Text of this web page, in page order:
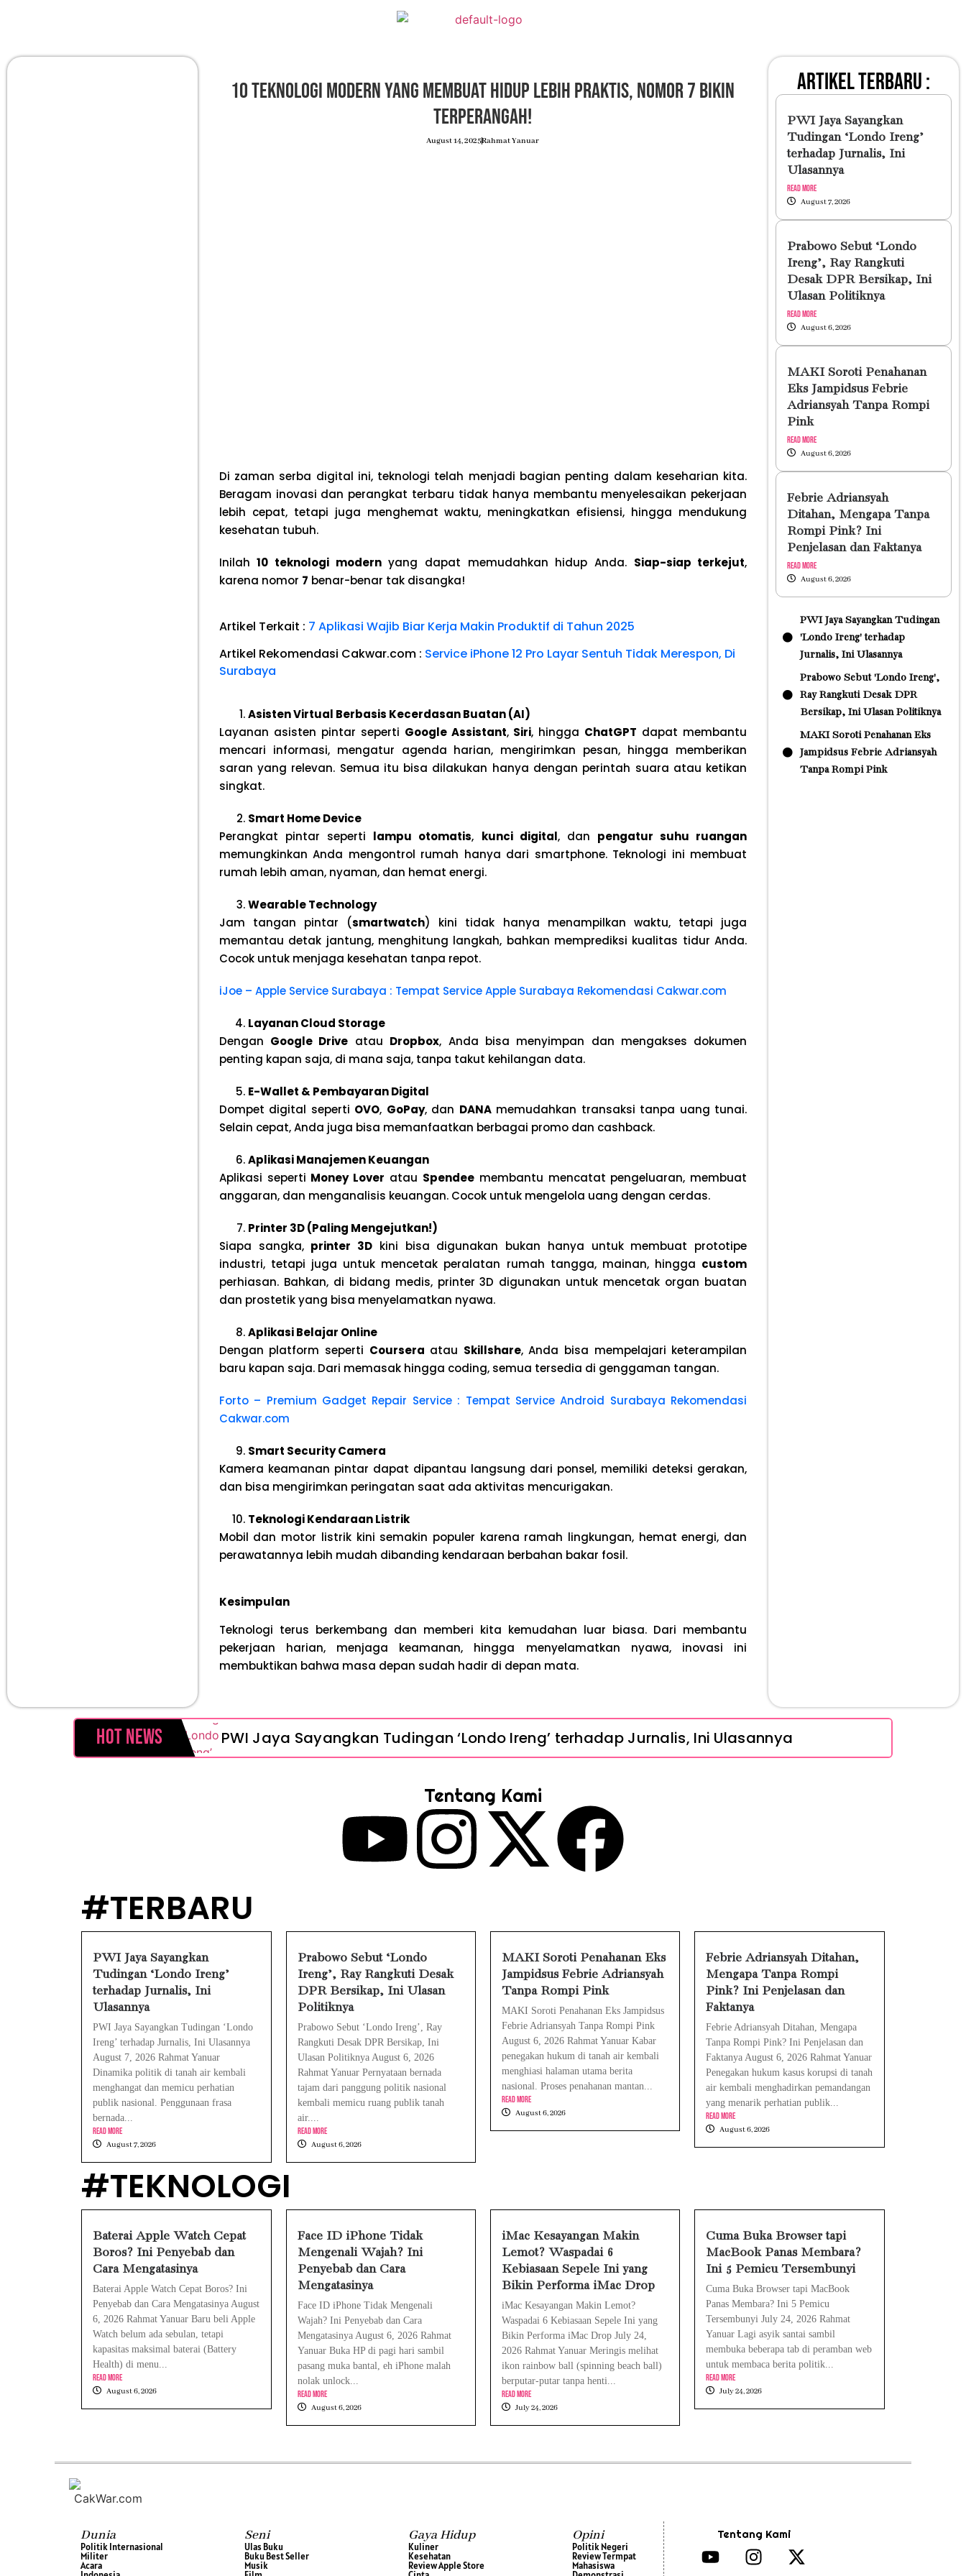
10 Teknologi Modern yang Membuat Hidup Lebih Praktis, Nomor 7 Bikin
Terperangah!
August 14, 2025Rahmat Yanuar
Di zaman serba digital ini, teknologi telah menjadi bagian penting dalam keseharian kita.
Beragam inovasi dan perangkat terbaru tidak hanya membantu menyelesaikan pekerjaan
lebih cepat, tetapi juga menghemat waktu, meningkatkan efisiensi, hingga mendukung
kesehatan tubuh.
Inilah10 teknologi modernyang dapat memudahkan hidup Anda. Siap-siap terkejut,
karena nomor 7 benar-benar tak disangka!
Artikel Terkait : 7 Aplikasi Wajib Biar Kerja Makin Produktif di Tahun 2025
Artikel Rekomendasi Cakwar.com : Service iPhone 12 Pro Layar Sentuh Tidak Merespon, Di
Surabaya
Asisten Virtual Berbasis Kecerdasan Buatan (AI)
Layanan asisten pintar seperti Google Assistant, Siri, hingga ChatGPT dapat membantu
mencari informasi, mengatur agenda harian, mengirimkan pesan, hingga memberikan
saran yang relevan. Semua itu bisa dilakukan hanya dengan perintah suara atau ketikan
singkat.
Smart Home Device
Perangkat pintar seperti lampu otomatis, kunci digital, dan pengatur suhu ruangan
memungkinkan Anda mengontrol rumah hanya dari smartphone. Teknologi ini membuat
rumah lebih aman, nyaman, dan hemat energi.
Wearable Technology
Jam tangan pintar (smartwatch) kini tidak hanya menampilkan waktu, tetapi juga
memantau detak jantung, menghitung langkah, bahkan memprediksi kualitas tidur Anda.
Cocok untuk menjaga kesehatan tanpa repot.
iJoe – Apple Service Surabaya : Tempat Service Apple Surabaya Rekomendasi Cakwar.com
Layanan Cloud Storage
Dengan Google Drive atau Dropbox, Anda bisa menyimpan dan mengakses dokumen
penting kapan saja, di mana saja, tanpa takut kehilangan data.
E-Wallet & Pembayaran Digital
Dompet digital seperti OVO, GoPay, dan DANAmemudahkan transaksi tanpa uang tunai.
Selain cepat, Anda juga bisa memanfaatkan berbagai promo dan cashback.
Aplikasi Manajemen Keuangan
Aplikasi seperti Money Lover atau Spendeemembantu mencatat pengeluaran, membuat
anggaran, dan menganalisis keuangan. Cocok untuk mengelola uang dengan cerdas.
Printer 3D (Paling Mengejutkan!)
Siapa sangka, printer 3D kini bisa digunakan bukan hanya untuk membuat prototipe
industri, tetapi juga untuk mencetak peralatan rumah tangga, mainan, hingga custom
perhiasan. Bahkan, di bidang medis, printer 3D digunakan untuk mencetak organ buatan
dan prostetik yang bisa menyelamatkan nyawa.
Aplikasi Belajar Online
Dengan platform seperti Coursera atau Skillshare, Anda bisa mempelajari keterampilan
baru kapan saja. Dari memasak hingga coding, semua tersedia di genggaman tangan.
Forto – Premium Gadget Repair Service : Tempat Service Android Surabaya Rekomendasi
Cakwar.com
Smart Security Camera
Kamera keamanan pintar dapat dipantau langsung dari ponsel, memiliki deteksi gerakan,
dan bisa mengirimkan peringatan saat ada aktivitas mencurigakan.
Teknologi Kendaraan Listrik
Mobil dan motor listrik kini semakin populer karena ramah lingkungan, hemat energi, dan
perawatannya lebih mudah dibanding kendaraan berbahan bakar fosil.
Kesimpulan
Teknologi terus berkembang dan memberi kita kemudahan luar biasa. Dari membantu
pekerjaan harian, menjaga keamanan, hingga menyelamatkan nyawa, inovasi ini
membuktikan bahwa masa depan sudah hadir di depan mata.
artikel terbaru :
PWI Jaya Sayangkan
Tudingan ‘Londo Ireng’
terhadap Jurnalis, Ini
Ulasannya
Read More
August 7, 2026
Prabowo Sebut ‘Londo
Ireng’, Ray Rangkuti
Desak DPR Bersikap, Ini
Ulasan Politiknya
Read More
August 6, 2026
MAKI Soroti Penahanan
Eks Jampidsus Febrie
Adriansyah Tanpa Rompi
Pink
Read More
August 6, 2026
Febrie Adriansyah
Ditahan, Mengapa Tanpa
Rompi Pink? Ini
Penjelasan dan Faktanya
Read More
August 6, 2026
PWI Jaya Sayangkan Tudingan
'Londo Ireng' terhadap
Jurnalis, Ini Ulasannya
Prabowo Sebut 'Londo Ireng',
Ray Rangkuti Desak DPR
Bersikap, Ini Ulasan Politiknya
MAKI Soroti Penahanan Eks
Jampidsus Febrie Adriansyah
Tanpa Rompi Pink
Hot News
PWI Jaya Sayangkan Tudingan ‘Londo Ireng’ terhadap Jurnalis, Ini Ulasannya
MAKI Soroti Penahanan Eks Jampidsus Febrie Adriansyah Tanpa Rompi Pink
Febrie Adriansyah Ditahan, Mengapa Tanpa Rompi Pink? Ini Penjelasan dan Faktanya
HP Huawei Cepat Panas? Ini Penyebab Utama dan Cara Mengatasinya
HP Realme Kena Air Tidak Bisa Dicas? Jangan Langsung Charge, Ini Solusinya
Face ID iPhone Tidak Mengenali Wajah? Ini Penyebab dan Cara Mengatasinya
Tentang Kami
#TERBARU
PWI Jaya Sayangkan
Tudingan ‘Londo Ireng’
terhadap Jurnalis, Ini
Ulasannya
PWI Jaya Sayangkan Tudingan ‘Londo
Ireng’ terhadap Jurnalis, Ini Ulasannya
August 7, 2026 Rahmat Yanuar
Dinamika politik di tanah air kembali
menghangat dan memicu perhatian
publik nasional. Penggunaan frasa
bernada...
Read More
August 7, 2026
Prabowo Sebut ‘Londo
Ireng’, Ray Rangkuti Desak
DPR Bersikap, Ini Ulasan
Politiknya
Prabowo Sebut ‘Londo Ireng’, Ray
Rangkuti Desak DPR Bersikap, Ini
Ulasan Politiknya August 6, 2026
Rahmat Yanuar Pernyataan bernada
tajam dari panggung politik nasional
kembali memicu ruang publik tanah
air....
Read More
August 6, 2026
MAKI Soroti Penahanan Eks
Jampidsus Febrie Adriansyah
Tanpa Rompi Pink
MAKI Soroti Penahanan Eks Jampidsus
Febrie Adriansyah Tanpa Rompi Pink
August 6, 2026 Rahmat Yanuar Kabar
penegakan hukum di tanah air kembali
menghiasi halaman utama berita
nasional. Proses penahanan mantan...
Read More
August 6, 2026
Febrie Adriansyah Ditahan,
Mengapa Tanpa Rompi
Pink? Ini Penjelasan dan
Faktanya
Febrie Adriansyah Ditahan, Mengapa
Tanpa Rompi Pink? Ini Penjelasan dan
Faktanya August 6, 2026 Rahmat Yanuar
Penegakan hukum kasus korupsi di tanah
air kembali menghadirkan pemandangan
yang menarik perhatian publik...
Read More
August 6, 2026
#TEKNOLOGI
Baterai Apple Watch Cepat
Boros? Ini Penyebab dan
Cara Mengatasinya
Baterai Apple Watch Cepat Boros? Ini
Penyebab dan Cara Mengatasinya August
6, 2026 Rahmat Yanuar Baru beli Apple
Watch belum ada sebulan, tetapi
kapasitas maksimal baterai (Battery
Health) di menu...
Read More
August 6, 2026
Face ID iPhone Tidak
Mengenali Wajah? Ini
Penyebab dan Cara
Mengatasinya
Face ID iPhone Tidak Mengenali
Wajah? Ini Penyebab dan Cara
Mengatasinya August 6, 2026 Rahmat
Yanuar Buka HP di pagi hari sambil
pasang muka bantal, eh iPhone malah
nolak unlock...
Read More
August 6, 2026
iMac Kesayangan Makin
Lemot? Waspadai 6
Kebiasaan Sepele Ini yang
Bikin Performa iMac Drop
iMac Kesayangan Makin Lemot?
Waspadai 6 Kebiasaan Sepele Ini yang
Bikin Performa iMac Drop July 24,
2026 Rahmat Yanuar Meringis melihat
ikon rainbow ball (spinning beach ball)
berputar-putar tanpa henti...
Read More
July 24, 2026
Cuma Buka Browser tapi
MacBook Panas Membara?
Ini 5 Pemicu Tersembunyi
Cuma Buka Browser tapi MacBook
Panas Membara? Ini 5 Pemicu
Tersembunyi July 24, 2026 Rahmat
Yanuar Lagi asyik santai sambil
membuka beberapa tab di peramban web
untuk membaca berita politik...
Read More
July 24, 2026
Dunia
Politik Internasional
Militer
Acara
Seni
Ulas Buku
Buku Best Seller
Musik
Gaya Hidup
Kuliner
Kesehatan
Review Apple Store
Opini
Politik Negeri
Review Termpat
Mahasiswa
Tentang Kami